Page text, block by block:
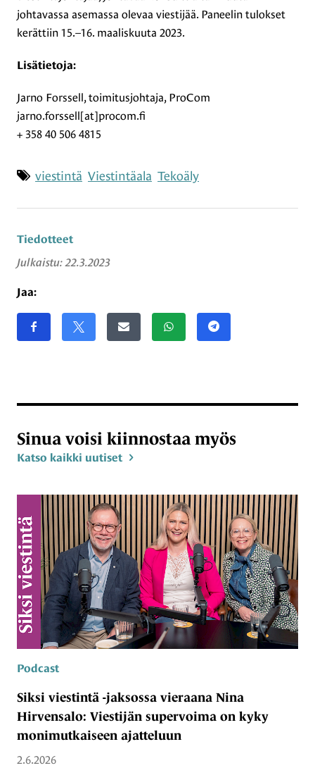
Tiedotteet
Julkaistu:22.3.2023
Jaa:
Jaa sivu
Jaa Facebookissa
Share on XJaa sähköpostitseJaa WhatsAppissaJaa Telegramissa
johtavassa asemassa olevaa viestijää. Paneelin tulokset
kerättiin 15.–16. maaliskuuta 2023.
Lisätietoja:
Jarno Forssell, toimitusjohtaja, ProCom
jarno.forssell[at]procom.fi
+ 358 40 506 4815
Asiasanat
viestintä Viestintäala Tekoäly
Sinua voisi kiinnostaa myös
Katso kaikki uutiset
Podcast
Siksi viestintä -jaksossa vieraana Nina
Hirvensalo: Viestijän supervoima on kyky
monimutkaiseen ajatteluun
2.6.2026